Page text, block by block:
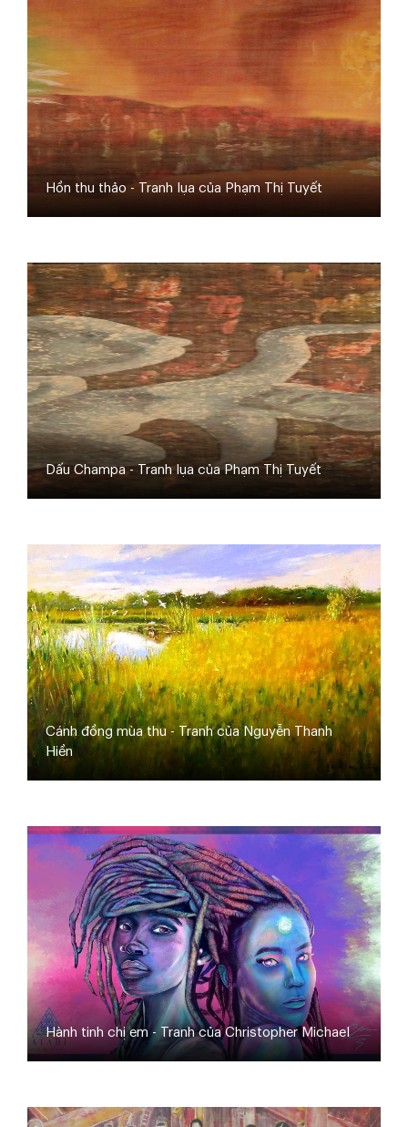
Hồn thu thảo - Tranh lụa của Phạm Thị Tuyết
Dấu Champa - Tranh lụa của Phạm Thị Tuyết
Cánh đồng mùa thu - Tranh của Nguyễn Thanh
Hiền
Hành tinh chị em - Tranh của Christopher Michael